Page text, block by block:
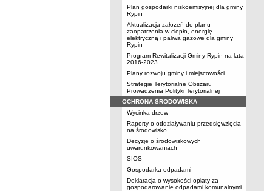
Plan gospodarki niskoemisyjnej dla gminy
Rypin
Aktualizacja założeń do planu
zaopatrzenia w ciepło, energię
elektryczną i paliwa gazowe dla gminy
Rypin
Program Rewitalizacji Gminy Rypin na lata
2016-2023
Plany rozwoju gminy i miejscowości
Strategie Terytorialne Obszaru
Prowadzenia Polityki Terytorialnej
OCHRONA ŚRODOWISKA
Wycinka drzew
Raporty o oddziaływaniu przedsięwzięcia
na środowisko
Decyzje o środowiskowych
uwarunkowaniach
SIOS
Gospodarka odpadami
Deklaracja o wysokości opłaty za
gospodarowanie odpadami komunalnymi